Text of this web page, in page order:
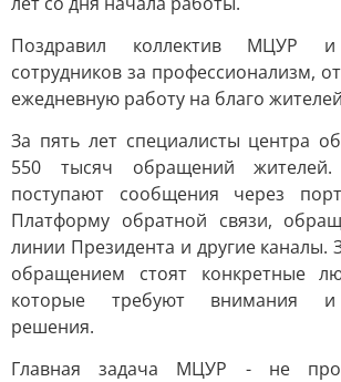
Поздравил коллектив МЦУР и
сотрудников за профессионализм,
ежедневную работу на благо
За пять лет специалисты центра
550 тысяч обращений
поступают сообщения через
Платформу обратной связи,
линии Президента и другие каналы.
обращением стоят конкретные
которые требуют внимания и
решения.
Главная задача МЦУР - не